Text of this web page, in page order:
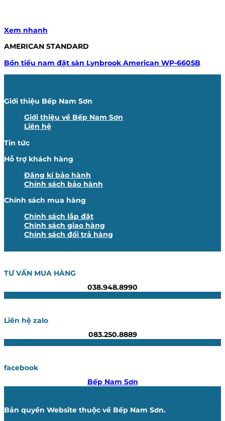
Xem nhanh
AMERICAN STANDARD
Bồn tiểu nam đặt sàn Lynbrook American WP-6605B
Giới thiệu Bếp Nam Sơn
Giới thiệu về Bếp Nam Sơn
Liên hệ
Tin tức
Hỗ trợ khách hàng
Đăng kí bảo hành
Chính sách bảo hành
Chính sách mua hàng
Chính sách lắp đặt
Chính sách giao hàng
Chính sách đổi trả hàng
TƯ VẤN MUA HÀNG
038.948.8990
Liên hệ zalo
083.250.8889
facebook
Bếp Nam Sơn
Bản quyền Website thuộc về Bếp Nam Sơn.